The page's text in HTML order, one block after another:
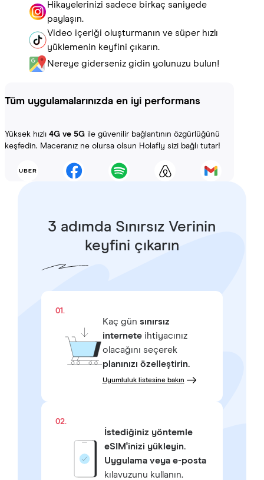
Hikayelerinizi sadece birkaç saniyede
paylaşın.
Video içeriği oluşturmanın ve süper hızlı
yüklemenin keyfini çıkarın.
Nereye giderseniz gidin yolunuzu bulun!
Tüm uygulamalarınızda en iyi performans
Yüksek hızlı 4G ve 5G ile güvenilir bağlantının özgürlüğünü
keşfedin. Maceranız ne olursa olsun Holafly sizi bağlı tutar!
3 adımda Sınırsız Verinin
keyfini çıkarın
01.
Kaç gün sınırsız
interneteihtiyacınız
olacağını seçerek
planınızı özelleştirin.
Uyumluluk listesine bakın
02.
İstediğiniz yöntemle
eSIM'inizi yükleyin.
Uygulama veya e-posta
kılavuzunu kullanın.